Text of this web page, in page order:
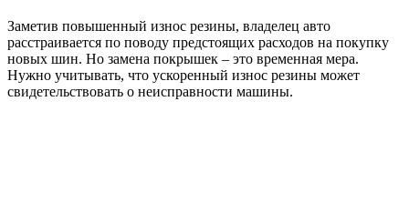
Заметив повышенный износ резины, владелец авто
расстраивается по поводу предстоящих расходов на покупку
новых шин. Но замена покрышек – это временная мера.
Нужно учитывать, что ускоренный износ резины может
свидетельствовать о неисправности машины.